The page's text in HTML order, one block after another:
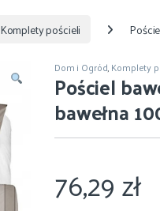
Komplety pościeli
Dom i Ogród,Komplety
Pościel
bawełna
76,29zł